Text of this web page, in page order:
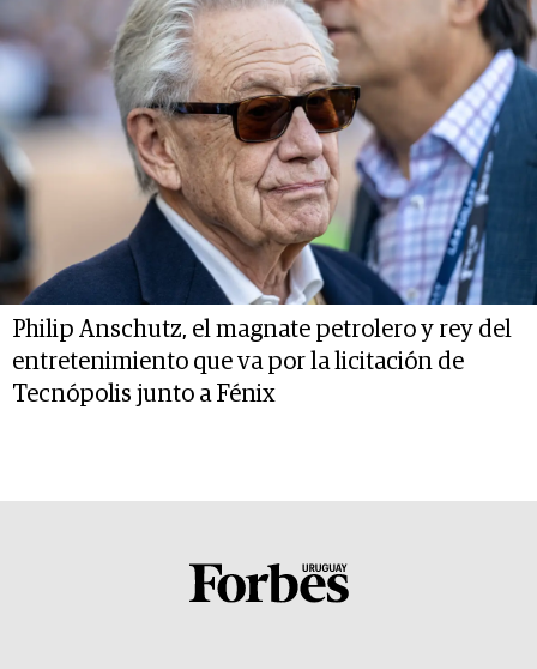
Philip Anschutz, el magnate petrolero y rey del
entretenimiento que va por la licitación de
Tecnópolis junto a Fénix